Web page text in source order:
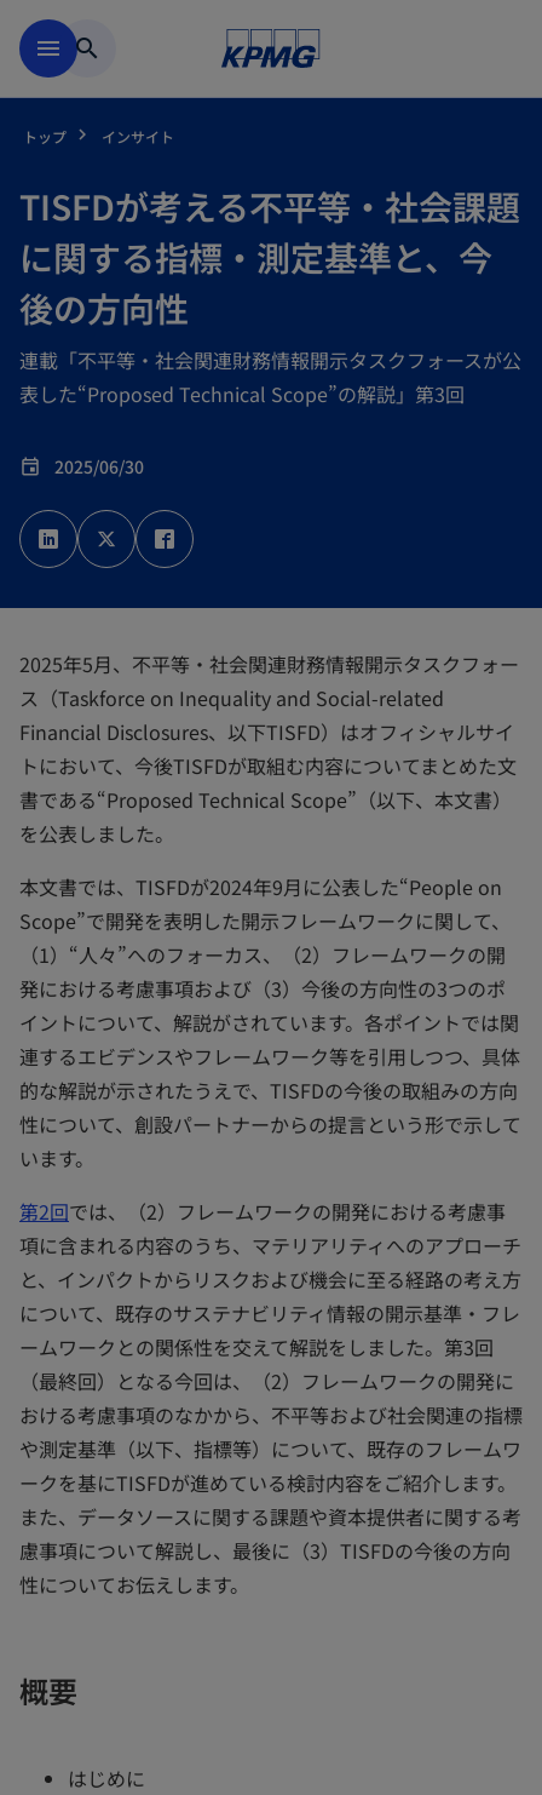
menu search
トップ インサイト
TISFDが考える不平等・社会課題
に関する指標・測定基準と、今
後の方向性
連載「不平等・社会関連財務情報開示タスクフォースが公
表した“Proposed Technical Scope”の解説」第3回
event 2025/06/30
新
し
い
タ
新
し
い
タ
し
い
2025年5月、不平等・社会関連財務情報開示タスクフォー
ス（Taskforce on Inequality and Social-related
Financial Disclosures、以下TISFD）はオフィシャルサイ
トにおいて、今後TISFDが取組む内容についてまとめた文
書である“Proposed Technical Scope”（以下、本文書）
を公表しました。
本文書では、TISFDが2024年9月に公表した“People on
Scope”で開発を表明した開示フレームワークに関して、
（1）“人々”へのフォーカス、（2）フレームワークの開
発における考慮事項および（3）今後の方向性の3つのポ
イントについて、解説がされています。各ポイントでは関
連するエビデンスやフレームワーク等を引用しつつ、具体
的な解説が示されたうえで、TISFDの今後の取組みの方向
性について、創設パートナーからの提言という形で示して
います。
第2回では、（2）フレームワークの開発における考慮事
項に含まれる内容のうち、マテリアリティへのアプローチ
と、インパクトからリスクおよび機会に至る経路の考え方
について、既存のサステナビリティ情報の開示基準・フレ
ームワークとの関係性を交えて解説をしました。第3回
（最終回）となる今回は、（2）フレームワークの開発に
おける考慮事項のなかから、不平等および社会関連の指標
や測定基準（以下、指標等）について、既存のフレームワ
ークを基にTISFDが進めている検討内容をご紹介します。
また、データソースに関する課題や資本提供者に関する考
慮事項について解説し、最後に（3）TISFDの今後の方向
性についてお伝えします。
概要
はじめに